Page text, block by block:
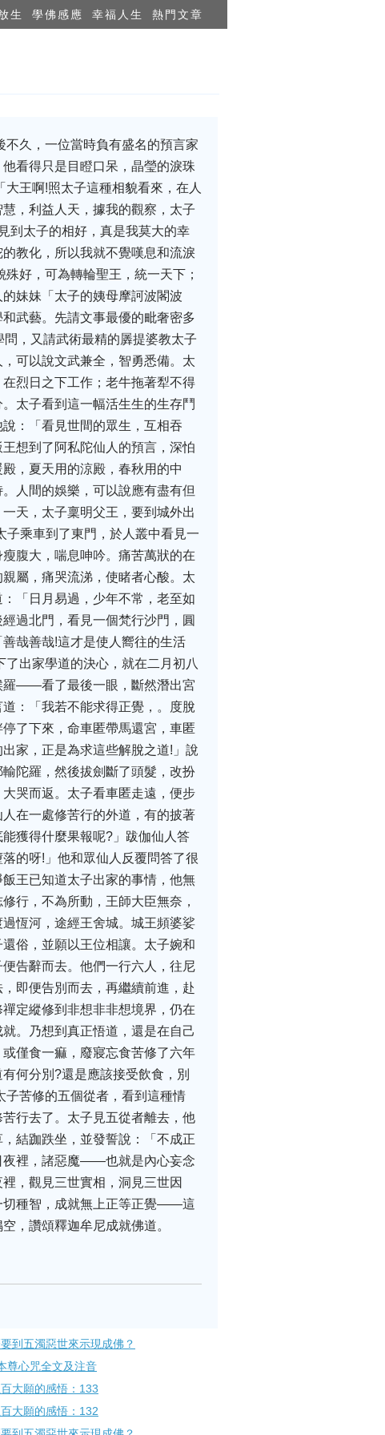
生 學佛感應 幸福人生 熱門文章
久，一位當時負有盛名的預言家
看得只是目瞪口呆，晶瑩的淚珠
王啊!照太子這種相貌看來，在人
，利益人天，據我的觀察，太子
到太子的相好，真是我莫大的幸
教化，所以我就不覺嘆息和流淚
好，可為轉輪聖王，統一天下；
妹妹「太子的姨母摩訶波閣波
武藝。先請文事最優的毗奢密多
，又請武術最精的羼提婆教太子
可以說文武兼全，智勇悉備。太
烈日之下工作；老牛拖著犁不得
太子看到這一幅活生生的生存鬥
：「看見世間的眾生，互相吞
想到了阿私陀仙人的預言，深怕
，夏天用的涼殿，春秋用的中
人間的娛樂，可以說應有盡有但
天，太子稟明父王，要到城外出
乘車到了東門，於人叢中看見一
腹大，喘息呻吟。痛苦萬狀的在
屬，痛哭流涕，使睹者心酸。太
「日月易過，少年不常，老至如
過北門，看見一個梵行沙門，圓
哉善哉!這才是使人嚮往的生活
出家學道的決心，就在二月初八
羅——看了最後一眼，斷然潛出宮
：「我若不能求得正覺，。度脫
了下來，命車匿帶馬還宮，車匿
家，正是為求這些解脫之道!」說
陀羅，然後拔劍斷了頭髮，改扮
哭而返。太子看車匿走遠，便步
在一處修苦行的外道，有的披著
獲得什麼果報呢?」跋伽仙人答
的呀!」他和眾仙人反覆問答了很
王已知道太子出家的事情，他無
行，不為所動，王師大臣無奈，
恆河，途經王舍城。城王頻婆娑
俗，並願以王位相讓。太子婉和
告辭而去。他們一行六人，往尼
即便告別而去，再繼續前進，赴
定縱修到非想非非想境界，仍在
。乃想到真正悟道，還是在自己
僅食一痲，廢寢忘食苦修了六年
何分別?還是應該接受飲食，別
子苦修的五個從者，看到這種情
行去了。太子見五從者離去，他
結跏跌坐，並發誓說：「不成正
夜裡，諸惡魔——也就是內心妄念
，觀見三世實相，洞見三世因
切種智，成就無上正等正覺——這
，讚頌釋迦牟尼成就佛道。
到五濁惡世來示現成佛？
尊心咒全文及注音
大願的感悟：133
大願的感悟：132